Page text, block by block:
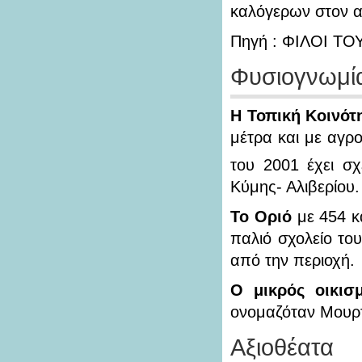
καλόγερων στον
Πηγή : ΦΙΛΟΙ
Η Τοπική
μέτρα και με
του 2001 έχει
Κύμης- Αλιβερίου.
Το Οριό με 454
παλιό σχολείο
από την περιοχή.
Ο μικρός
ονομαζόταν
Αξιοθέατα